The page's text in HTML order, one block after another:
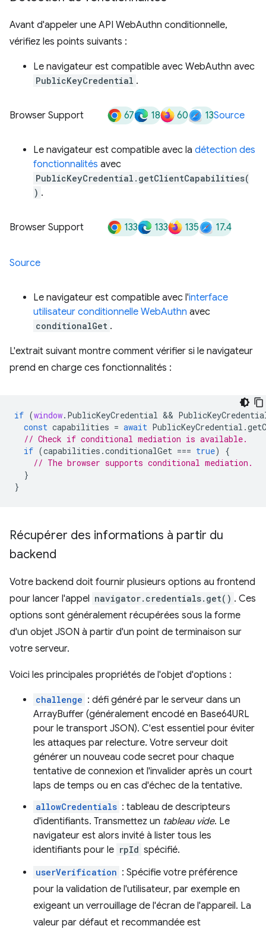
Avant d'appeler une API WebAuthn conditionnelle,
vérifiez les points suivants :
Le navigateur est compatible avec WebAuthn avec
PublicKeyCredential .
Browser Support 67 18 60 13Source
Le navigateur est compatible avec la détection des
fonctionnalités avec
PublicKeyCredential.getClientCapabilities(
) .
Browser Support 133 133 135 17.4
Source
Le navigateur est compatible avec l'interface
utilisateur conditionnelle WebAuthn avec
conditionalGet .
L'extrait suivant montre comment vérifier si le navigateur
prend en charge ces fonctionnalités :
if (window. PublicKeyCredential &&
const capabilities = await PublicKeyCredential .
// Check if conditional mediation is available.
if (capabilities .conditionalGet === true)
{
// The browser supports conditional mediation.
}
}
Récupérer des informations à partir du
backend
Votre backend doit fournir plusieurs options au frontend
pour lancer l'appel navigator.credentials.get() . Ces
options sont généralement récupérées sous la forme
d'un objet JSON à partir d'un point de terminaison sur
votre serveur.
Voici les principales propriétés de l'objet d'options :
challenge : défi généré par le serveur dans un
ArrayBuffer (généralement encodé en Base64URL
pour le transport JSON). C'est essentiel pour éviter
les attaques par relecture. Votre serveur doit
générer un nouveau code secret pour chaque
tentative de connexion et l'invalider après un court
laps de temps ou en cas d'échec de la tentative.
allowCredentials : tableau de descripteurs
d'identifiants. Transmettez un tableau vide. Le
navigateur est alors invité à lister tous les
identifiants pour le rpId spécifié.
userVerification : Spécifie votre préférence
pour la validation de l'utilisateur, par exemple en
exigeant un verrouillage de l'écran de l'appareil. La
valeur par défaut et recommandée est